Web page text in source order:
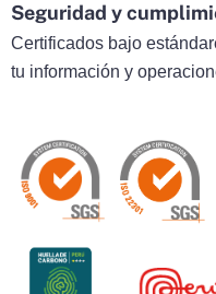
Seguridad y
Certificados bajo
tu información y